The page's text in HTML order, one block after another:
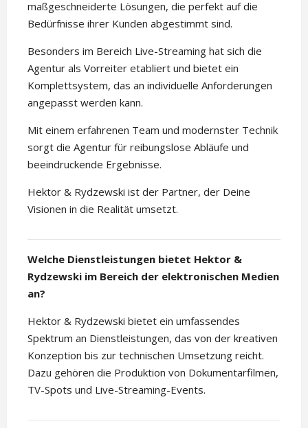
maßgeschneiderte Lösungen, die perfekt auf die
Bedürfnisse ihrer Kunden abgestimmt sind.
Besonders im Bereich Live-Streaming hat sich die
Agentur als Vorreiter etabliert und bietet ein
Komplettsystem, das an individuelle Anforderungen
angepasst werden kann.
Mit einem erfahrenen Team und modernster Technik
sorgt die Agentur für reibungslose Abläufe und
beeindruckende Ergebnisse.
Hektor & Rydzewski ist der Partner, der Deine
Visionen in die Realität umsetzt.
Welche Dienstleistungen bietet Hektor &
Rydzewski im Bereich der elektronischen Medien
an?
Hektor & Rydzewski bietet ein umfassendes
Spektrum an Dienstleistungen, das von der kreativen
Konzeption bis zur technischen Umsetzung reicht.
Dazu gehören die Produktion von Dokumentarfilmen,
TV-Spots und Live-Streaming-Events.